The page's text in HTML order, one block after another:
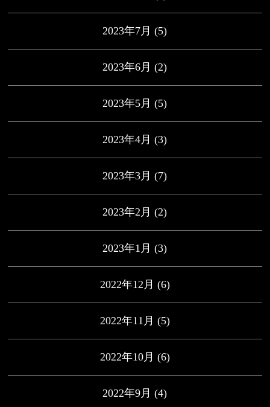
2023年7月 (5)
2023年6月 (2)
2023年5月 (5)
2023年4月 (3)
2023年3月 (7)
2023年2月 (2)
2023年1月 (3)
2022年12月 (6)
2022年11月 (5)
2022年10月 (6)
2022年9月 (4)